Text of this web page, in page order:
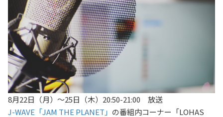
8月22日（月）～25日（木）20:50-21:00 放送
J-WAVE「JAM THE PLANET」 の番組内コーナー「LOHAS